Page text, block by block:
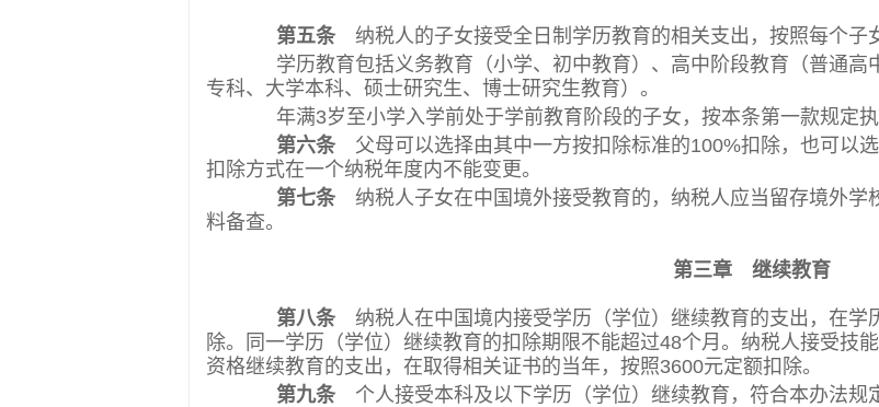
第五条 纳税人的子女接受全日制学历教育的相关支出，按照每个子
学历教育包括义务教育（小学、初中教育）、高中阶段教育（普通高
专科、大学本科、硕士研究生、博士研究生教育）。
年满3岁至小学入学前处于学前教育阶段的子女，按本条第一款规定执
第六条 父母可以选择由其中一方按扣除标准的100%扣除，也可以
扣除方式在一个纳税年度内不能变更。
第七条 纳税人子女在中国境外接受教育的，纳税人应当留存境外学
料备查。
第三章 继续教育
第八条 纳税人在中国境内接受学历（学位）继续教育的支出，在学
除。同一学历（学位）继续教育的扣除期限不能超过48个月。纳税人接受技
资格继续教育的支出，在取得相关证书的当年，按照3600元定额扣除。
第九条 个人接受本科及以下学历（学位）继续教育，符合本办法规